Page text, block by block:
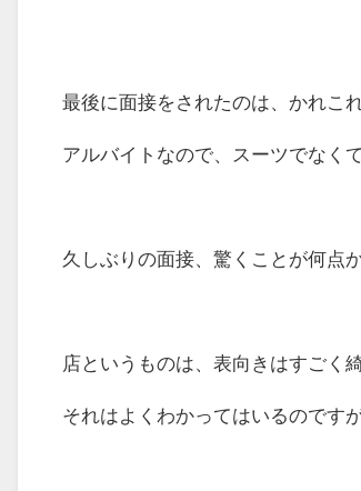
最後に面接をされたのは、かれこ
アルバイトなので、スーツでなく
久しぶりの面接、驚くことが何点
店というものは、表向きはすごく
それはよくわかってはいるのです